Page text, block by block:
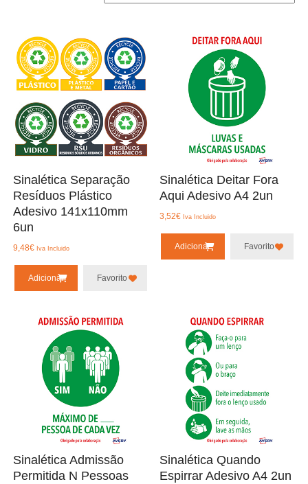
recentes
Sinalética Separação
Resíduos Plástico
Adesivo 141x110mm
6un
9,48€ Iva Incluido
Adicionar Favorito
Sinalética Deitar Fora
Aqui Adesivo A4 2un
3,52€ Iva Incluido
Adicionar Favorito
Sinalética Admissão
Permitida N Pessoas
Sinalética Quando
Espirrar Adesivo A4 2un